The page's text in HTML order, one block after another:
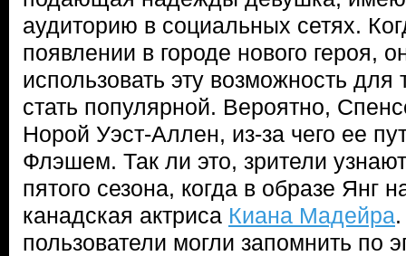
аудиторию в социальных сетях.
появлении в городе нового героя,
использовать эту возможность для
стать популярной. Вероятно,
Норой Уэст-Аллен, из-за чего ее
Флэшем. Так ли это, зрители
пятого сезона, когда в образе Янг
канадская актриса Киана Мадейра
пользователи могли запомнить по